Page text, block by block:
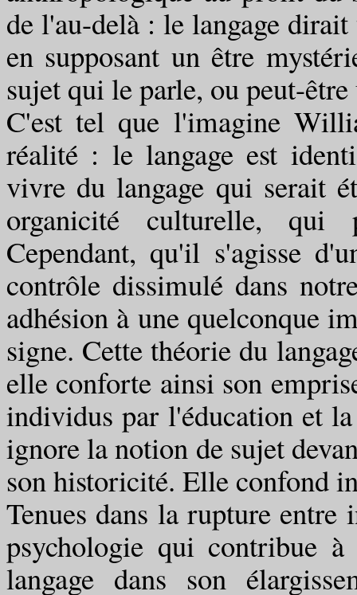
de l'au-delà : le langage
en supposant un être
sujet qui le parle, ou peut-
C'est tel que l'imagine
réalité : le langage est
vivre du langage qui serait
organicité culturelle, qui
Cependant, qu'il s'agisse
contrôle dissimulé dans
adhésion à une quelconque
signe. Cette théorie du
elle conforte ainsi son
individus par l'éducation et
ignore la notion de sujet
son historicité. Elle confond
Tenues dans la rupture
psychologie qui contribue
langage dans son